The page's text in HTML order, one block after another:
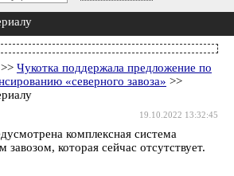
>> Чукотка поддержала предложение по
«северного завоза» >>
19.10.2022 13:32:45
комплексная система
завозом, которая сейчас отсутствует.